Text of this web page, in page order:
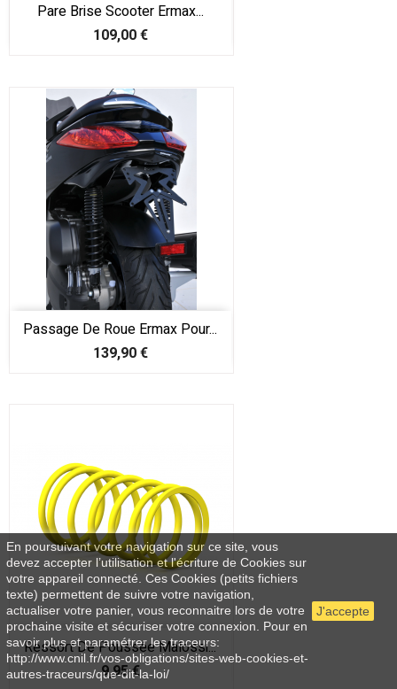
Pare Brise Scooter Ermax...
Prix
109,00 €
Passage De Roue Ermax Pour...
Prix
139,90 €
Ressort De Poussée Malossi...
Prix
9,95 €
En poursuivant votre navigation sur ce site, vous
devez accepter l’utilisation et l'écriture de Cookies sur
votre appareil connecté. Ces Cookies (petits fichiers
texte) permettent de suivre votre navigation,
actualiser votre panier, vous reconnaitre lors de votre
prochaine visite et sécuriser votre connexion. Pour en
savoir plus et paramétrer les traceurs:
http://www.cnil.fr/vos-obligations/sites-web-cookies-et-
autres-traceurs/que-dit-la-loi/
J'accepte